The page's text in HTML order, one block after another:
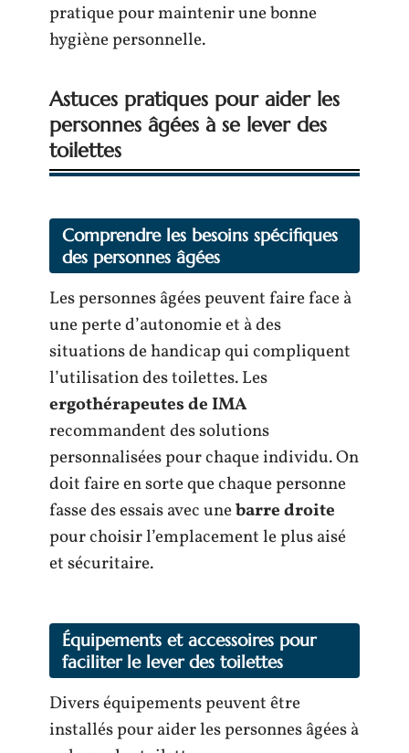
pratique pour maintenir une bonne
hygiène personnelle.
Astuces pratiques pour aider les
personnes âgées à se lever des
toilettes
Comprendre les besoins spécifiques
des personnes âgées
Les personnes âgées peuvent faire face à
une perte d’autonomie et à des
situations de handicap qui compliquent
l’utilisation des toilettes. Les
ergothérapeutes de IMA
recommandent des solutions
personnalisées pour chaque individu. On
doit faire en sorte que chaque personne
fasse des essais avec unebarre droite
pour choisir l’emplacement le plus aisé
et sécuritaire.
Équipements et accessoires pour
faciliter le lever des toilettes
Divers équipements peuvent être
installés pour aider les personnes âgées à